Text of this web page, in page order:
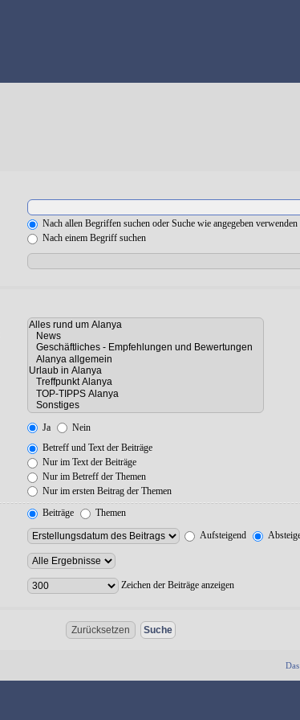
Nach allen Begriffen suchen oder Suche wie angegeben verwenden
Nach einem Begriff suchen
Ja
Nein
Betreff und Text der Beiträge
Nur im Text der Beiträge
Nur im Betreff der Themen
Nur im ersten Beitrag der Themen
Beiträge
Themen
Aufsteigend
Zeichen der Beiträge anzeigen